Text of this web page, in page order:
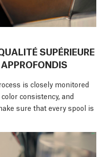
SUPÉRIEURE
is closely monitored
consistency, and
sure that every spool is